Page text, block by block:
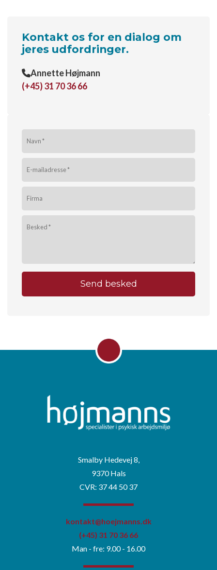
Kontakt os for en dialog om
jeres udfordringer.
Annette Højmann
(+45) 31 70 36 66
Smalby Hedevej 8,
9370 Hals
CVR: 37 44 50 37
kontakt@hoejmanns.dk
(+45) 31 70 36 66
Man - fre: 9.00 - 16.00